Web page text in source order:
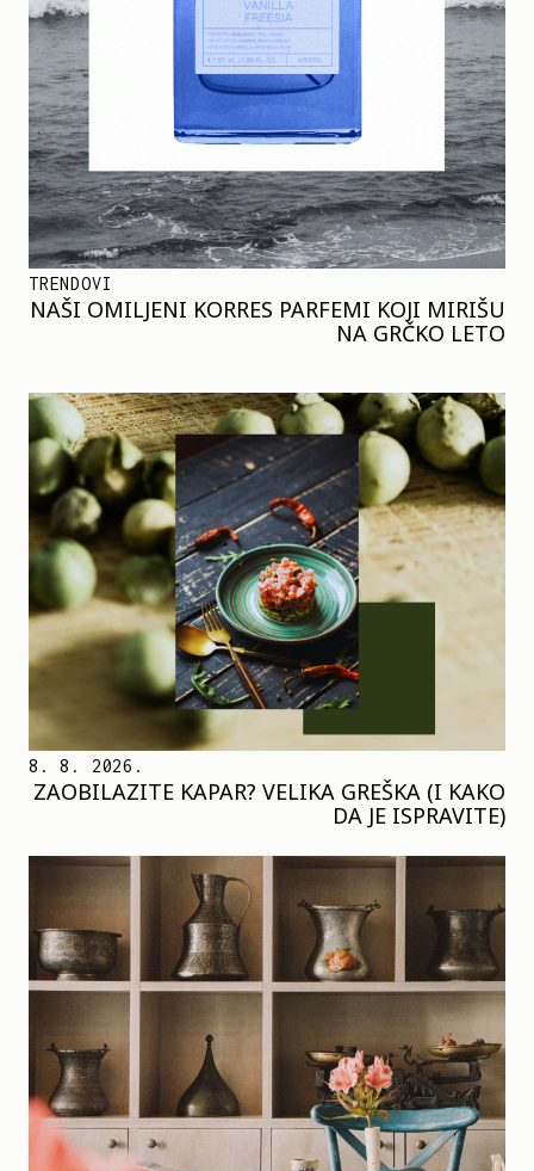
TRENDOVI
NAŠI OMILJENI KORRES PARFEMI KOJI MIRIŠU
NA GRČKO LETO
8. 8. 2026.
ZAOBILAZITE KAPAR? VELIKA GREŠKA (I KAKO
DA JE ISPRAVITE)